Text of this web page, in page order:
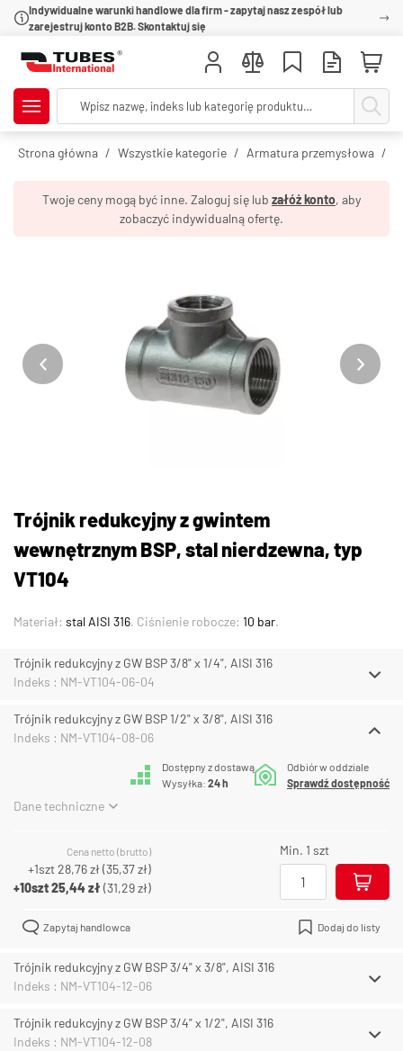
Indywidualne warunki handlowe dla firm - zapytaj nasz zespół lub
zarejestruj konto B2B. Skontaktuj się
Strona główna Wszystkie kategorie Armatura przemysłowa
Twoje ceny mogą być inne. Zaloguj się lub załóż konto, aby
zobaczyć indywidualną ofertę.
Trójnik redukcyjny z gwintem
wewnętrznym BSP, stal nierdzewna, typ
VT104
Materiał: stal AISI 316. Ciśnienie robocze: 10 bar.
Trójnik redukcyjny z GW BSP 3/8" x 1/4", AISI 316
Indeks : NM-VT104-06-04
Trójnik redukcyjny z GW BSP 1/2" x 3/8", AISI 316
Indeks : NM-VT104-08-06
Dostępny z dostawą
Wysyłka: 24 h
Odbiór w oddziale
Sprawdź dostępność
Dane techniczne
Cena netto (brutto)
+1szt28,76 zł(35,37 zł)
+10szt25,44 zł(31,29 zł)
Min. 1 szt
Zapytaj handlowca Dodaj do listy
Trójnik redukcyjny z GW BSP 3/4" x 3/8", AISI 316
Indeks : NM-VT104-12-06
Trójnik redukcyjny z GW BSP 3/4" x 1/2", AISI 316
Indeks : NM-VT104-12-08